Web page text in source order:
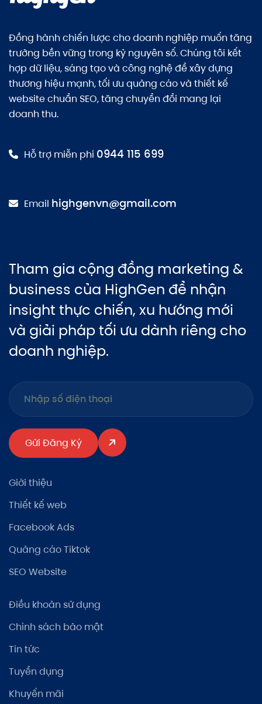
Đồng hành chiến lược cho doanh nghiệp muốn tăng
trưởng bền vững trong kỷ nguyên số. Chúng tôi kết
hợp dữ liệu, sáng tạo và công nghệ để xây dựng
thương hiệu mạnh, tối ưu quảng cáo và thiết kế
website chuẩn SEO, tăng chuyển đổi mang lại
doanh thu.
Hỗ trợ miễn phí 0944 115 699
Email highgenvn@gmail.com
Tham gia cộng đồng marketing &
business của HighGen để nhận
insight thực chiến, xu hướng mới
và giải pháp tối ưu dành riêng cho
doanh nghiệp.
Gửi Đăng Ký
Giới thiệu
Thiết kế web
Facebook Ads
Quảng cáo Tiktok
SEO Website
Điều khoản sử dụng
Chính sách bảo mật
Tin tức
Tuyển dụng
Khuyến mãi